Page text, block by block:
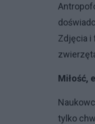
Zdjęcia i
Miłość,
tylko